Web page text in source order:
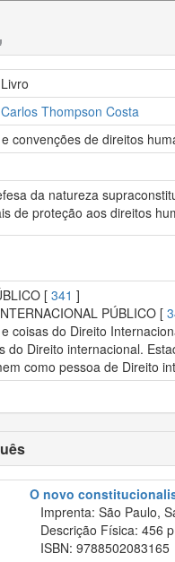
Thompson Costa
convenções de direitos
da natureza
de proteção aos direitos
[ 341 ]
PÚBLICO [
coisas do Direito
do Direito internacional.
como pessoa de Direito
O novo
Imprenta: São Paulo,
Descrição Física: 456
ISBN: 9788502083165